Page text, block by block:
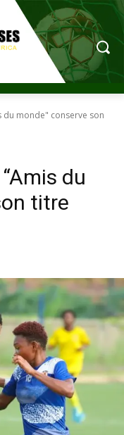
du monde" conserve son
du
titre